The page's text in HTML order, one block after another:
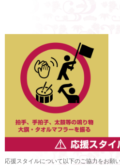
応援スタイルについて以下のご協力をお願